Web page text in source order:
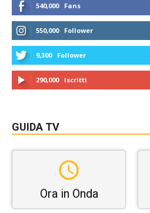
540,000 Fans
550,000 Follower
9,300 Follower
290,000 Iscritti
GUIDA TV
Ora in Onda